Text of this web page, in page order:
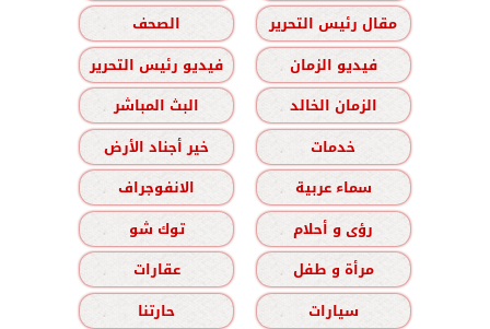
مقال رئيس التحرير
الصحف
فيديو الزمان
فيديو رئيس التحرير
الزمان الخالد
البث المباشر
خدمات
خير أجناد الأرض
سماء عربية
الانفوجراف
رؤى و أحلام
توك شو
مرأة و طفل
عقارات
سيارات
حارتنا